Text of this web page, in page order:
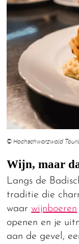
© Hochschwarzwald
Wijn, maar
Langs de
traditie die
waarwijnboeren
openen en je
aan de gevel,